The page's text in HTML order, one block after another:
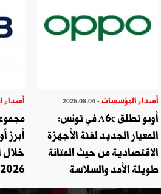
على محطة عجيل
أصداء المؤسسات - 2026.08.04
أوبو تطلق A6c في تونس:
المعيار الجديد لفئة الأجهزة
الاقتصادية من حيث المتانة
طويلة الأمد والسلاسة
أصداء
أبرز
خلال
2026